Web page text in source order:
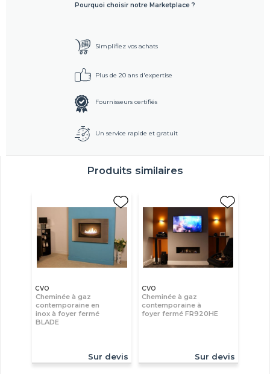
Pourquoi choisir notre Marketplace ?
Simplifiez vos achats
Plus de 20 ans d'expertise
Fournisseurs certifiés
Un service rapide et gratuit
Produits similaires
CVO
Cheminée à gaz
contemporaine en
inox à foyer fermé
BLADE
Sur devis
CVO
Cheminée à gaz
contemporaine à
foyer fermé FR920HE
Sur devis